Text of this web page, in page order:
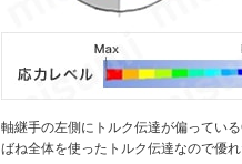
軸継手の左側にトルク伝達が偏ってい
ばね全体を使ったトルク伝達なので優れ